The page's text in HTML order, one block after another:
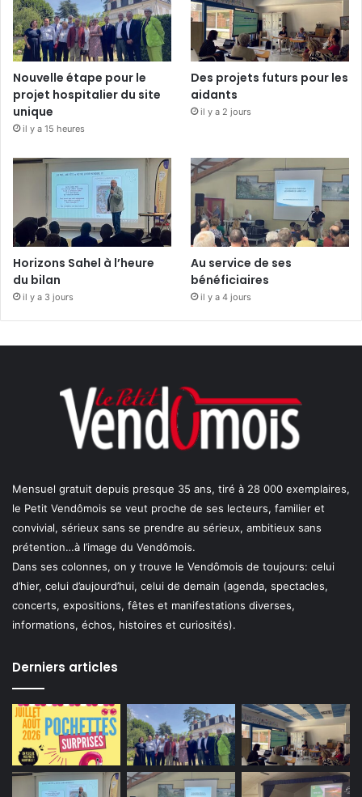
Nouvelle étape pour le
projet hospitalier du site
unique
il y a 15 heures
Des projets futurs pour les
aidants
il y a 2 jours
Horizons Sahel à l’heure
du bilan
il y a 3 jours
Au service de ses
bénéficiaires
il y a 4 jours
Mensuel gratuit depuis presque 35 ans, tiré à 28 000 exemplaires,
le Petit Vendômois se veut proche de ses lecteurs, familier et
convivial, sérieux sans se prendre au sérieux, ambitieux sans
prétention…à l’image du Vendômois.
Dans ses colonnes, on y trouve le Vendômois de toujours: celui
d’hier, celui d’aujourd’hui, celui de demain (agenda, spectacles,
concerts, expositions, fêtes et manifestations diverses,
informations, échos, histoires et curiosités).
Derniers articles